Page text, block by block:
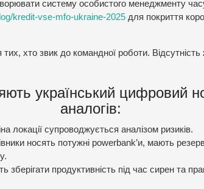
систему особистого менеджменту
kredit-vse-mfo-ukraine-2025 для покриття
хто звик до командної роботи.
український цифровий
аналогів:
локації супроводжується аналізом ризиків.
носять потужні powerbank’и, мають
зберігати продуктивність під час сирен та